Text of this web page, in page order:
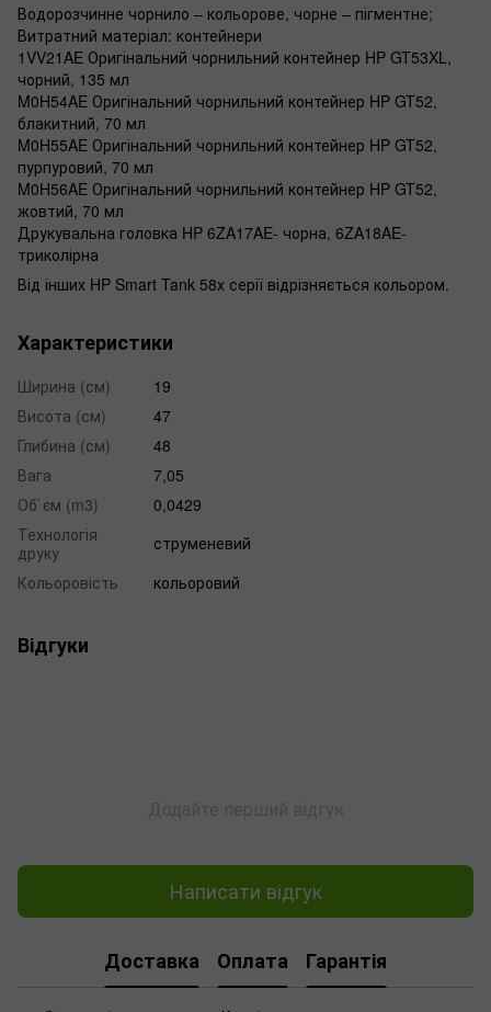
Водорозчинне чорнило – кольорове, чорне – пігментне;
Витратний матеріал: контейнери
1VV21AE Оригінальний чорнильний контейнер HP GT53XL,
чорний, 135 мл
M0H54AE Оригінальний чорнильний контейнер HP GT52,
блакитний, 70 мл
M0H55AE Оригінальний чорнильний контейнер HP GT52,
пурпуровий, 70 мл
M0H56AE Оригінальний чорнильний контейнер HP GT52,
жовтий, 70 мл
Друкувальна головка HP 6ZA17AE- чорна, 6ZA18AE-
триколірна
Від інших HP Smart Tank 58х серії відрізняється кольором.
Характеристики
Ширина (см)
19
Висота (см)
47
Глибина (см)
48
Вага
7,05
Об`єм (m3)
0,0429
Технологія
друку
струменевий
Кольоровість
кольоровий
Відгуки
Написати відгук
Доставка Оплата Гарантія